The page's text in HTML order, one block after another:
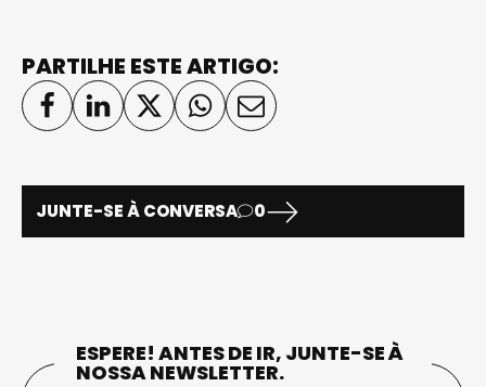
PARTILHE ESTE ARTIGO:
JUNTE-SE À CONVERSA 0
ESPERE! ANTES DE IR, JUNTE-SE À
NOSSA NEWSLETTER.